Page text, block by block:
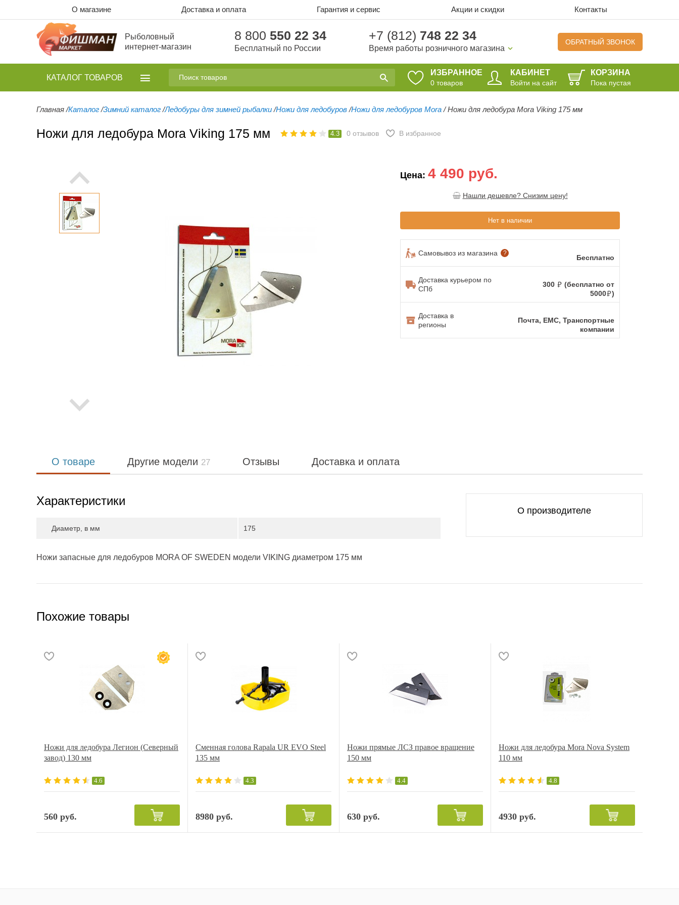
О магазине Доставка и оплата Гарантия и сервис Акции и скидки Контакты
Рыболовный
интернет-магазин
8 800 550 22 34
Бесплатный по России
+7 (812) 748 22 34
Время работы розничного магазина
ОБРАТНЫЙ ЗВОНОК
ИЗБРАННОЕ
0 товаров
КАБИНЕТ
Войти на сайт
КОРЗИНА
Пока пустая
КАТАЛОГ ТОВАРОВ
Главная /Каталог /Зимний каталог /Ледобуры для зимней рыбалки /Ножи для ледобуров /Ножи для ледобуров Mora /Ножи для ледобура Mora Viking 175 мм
Ножи для ледобура Mora Viking 175 мм 4.3 0 отзывов В избранное
Цена: 4 490 руб.
Нашли дешевле? Снизим цену!
Нет в наличии
Самовывоз из магазина ?
Бесплатно
Доставка курьером по
СПб
300
(бесплатно от
5000
)
Доставка в
регионы
Почта, ЕМС, Транспортные
компании
О товаре Другие модели 27 Отзывы Доставка и оплата
О производителе
Характеристики
Диаметр, в мм 175
Ножи запасные для ледобуров MORA OF SWEDEN модели VIKING диаметром 175 мм
Похожие товары
Ножи для ледобура Легион (Северный
завод) 130 мм
4.6
560 руб.
Сменная голова Rapala UR EVO Steel
135 мм
4.3
8980 руб.
Ножи прямые ЛСЗ правое вращение
150 мм
4.4
630 руб.
Ножи для ледобура Mora Nova System
110 мм
4.8
4930 руб.